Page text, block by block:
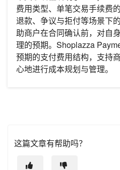
费用类型、单笔交易手续费
退款、争议与拒付等场景下
助商户在合同确认前，对自
理的预期。Shoplazza
预期的支付费用结构，支持
心地进行成本规划与管理。
这篇文章有帮助吗？